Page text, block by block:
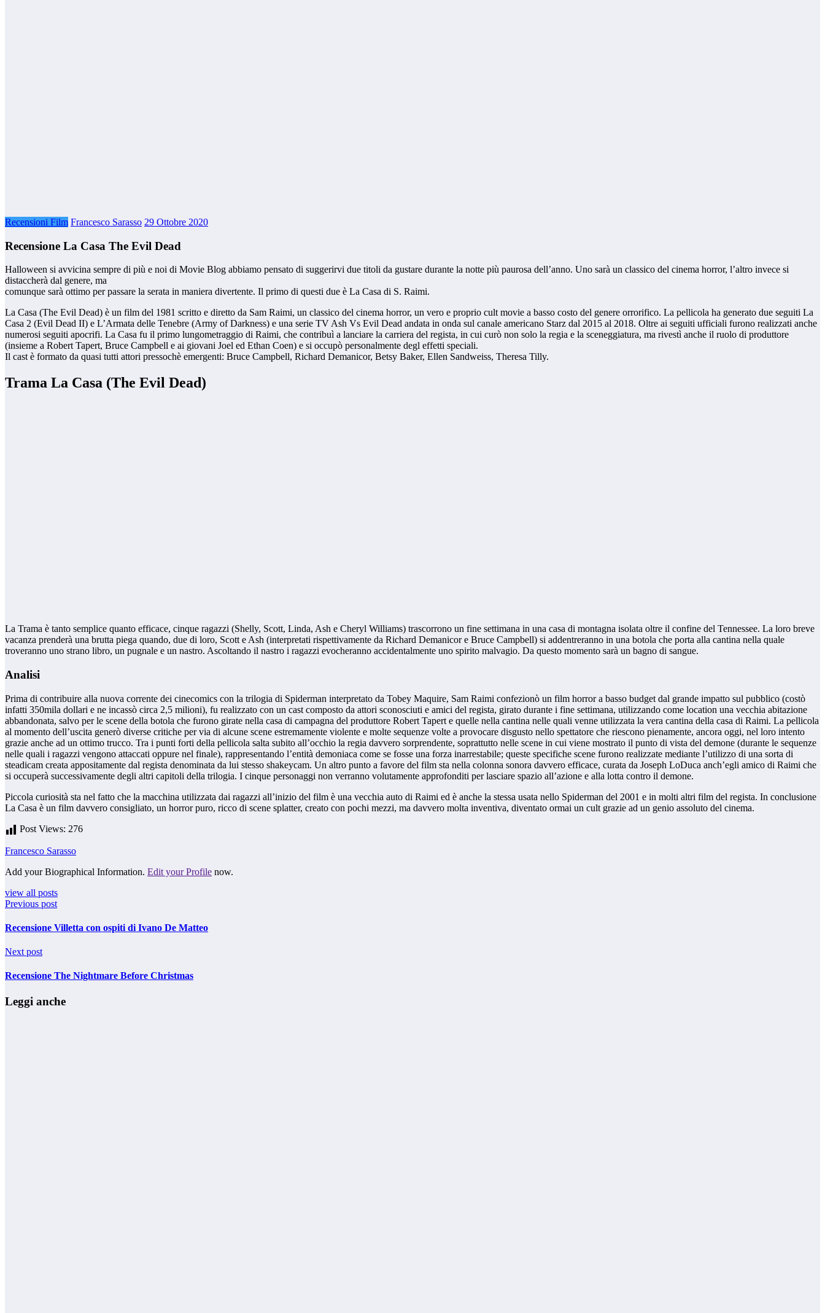
Recensioni Film Francesco Sarasso 29 Ottobre 2020
Recensione La Casa The Evil Dead
Halloween si avvicina sempre di più e noi di Movie Blog abbiamo pensato di suggerirvi due titoli da gustare durante la notte più paurosa dell’anno. Uno sarà un classico del cinema horror, l’altro invece si
distaccherà dal genere, ma
comunque sarà ottimo per passare la serata in maniera divertente. Il primo di questi due è La Casa di S. Raimi.
La Casa (The Evil Dead) è un film del 1981 scritto e diretto da Sam Raimi, un classico del cinema horror, un vero e proprio cult movie a basso costo del genere orrorifico. La pellicola ha generato due seguiti La
Casa 2 (Evil Dead II) e L’Armata delle Tenebre (Army of Darkness) e una serie TV Ash Vs Evil Dead andata in onda sul canale americano Starz dal 2015 al 2018. Oltre ai seguiti ufficiali furono realizzati anche
numerosi seguiti apocrifi. La Casa fu il primo lungometraggio di Raimi, che contribuì a lanciare la carriera del regista, in cui curò non solo la regia e la sceneggiatura, ma rivestì anche il ruolo di produttore
(insieme a Robert Tapert, Bruce Campbell e ai giovani Joel ed Ethan Coen) e si occupò personalmente degl effetti speciali.
Il cast è formato da quasi tutti attori pressochè emergenti: Bruce Campbell, Richard Demanicor, Betsy Baker, Ellen Sandweiss, Theresa Tilly.
Trama La Casa (The Evil Dead)
La Trama è tanto semplice quanto efficace, cinque ragazzi (Shelly, Scott, Linda, Ash e Cheryl Williams) trascorrono un fine settimana in una casa di montagna isolata oltre il confine del Tennessee. La loro breve
vacanza prenderà una brutta piega quando, due di loro, Scott e Ash (interpretati rispettivamente da Richard Demanicor e Bruce Campbell) si addentreranno in una botola che porta alla cantina nella quale
troveranno uno strano libro, un pugnale e un nastro. Ascoltando il nastro i ragazzi evocheranno accidentalmente uno spirito malvagio. Da questo momento sarà un bagno di sangue.
Analisi
Prima di contribuire alla nuova corrente dei cinecomics con la trilogia di Spiderman interpretato da Tobey Maquire, Sam Raimi confezionò un film horror a basso budget dal grande impatto sul pubblico (costò
infatti 350mila dollari e ne incassò circa 2,5 milioni), fu realizzato con un cast composto da attori sconosciuti e amici del regista, girato durante i fine settimana, utilizzando come location una vecchia abitazione
abbandonata, salvo per le scene della botola che furono girate nella casa di campagna del produttore Robert Tapert e quelle nella cantina nelle quali venne utilizzata la vera cantina della casa di Raimi. La pellicola
al momento dell’uscita generò diverse critiche per via di alcune scene estremamente violente e molte sequenze volte a provocare disgusto nello spettatore che riescono pienamente, ancora oggi, nel loro intento
grazie anche ad un ottimo trucco. Tra i punti forti della pellicola salta subito all’occhio la regia davvero sorprendente, soprattutto nelle scene in cui viene mostrato il punto di vista del demone (durante le sequenze
nelle quali i ragazzi vengono attaccati oppure nel finale), rappresentando l’entità demoniaca come se fosse una forza inarrestabile; queste specifiche scene furono realizzate mediante l’utilizzo di una sorta di
steadicam creata appositamente dal regista denominata da lui stesso shakeycam. Un altro punto a favore del film sta nella colonna sonora davvero efficace, curata da Joseph LoDuca anch’egli amico di Raimi che
si occuperà successivamente degli altri capitoli della trilogia. I cinque personaggi non verranno volutamente approfonditi per lasciare spazio all’azione e alla lotta contro il demone.
Piccola curiosità sta nel fatto che la macchina utilizzata dai ragazzi all’inizio del film è una vecchia auto di Raimi ed è anche la stessa usata nello Spiderman del 2001 e in molti altri film del regista. In conclusione
La Casa è un film davvero consigliato, un horror puro, ricco di scene splatter, creato con pochi mezzi, ma davvero molta inventiva, diventato ormai un cult grazie ad un genio assoluto del cinema.
Post Views: 276
Francesco Sarasso
Add your Biographical Information. Edit your Profile now.
view all posts
Previous post
Recensione Villetta con ospiti di Ivano De Matteo
Next post
Recensione The Nightmare Before Christmas
Leggi anche